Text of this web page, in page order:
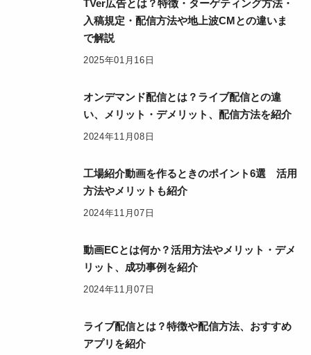
TVer広告とは？特徴・ターゲティング方法・
入稿規定・配信方法や地上波CMとの違いま
で解説
2025年01月16日
オンデマンド配信とは？ライブ配信との違
い、メリット・デメリット、配信方法を紹介
2024年11月08日
工場紹介動画を作るときのポイント6選 活用
方法やメリットも紹介
2024年11月07日
動画ECとは何か？活用方法やメリット・デメ
リット、成功事例を紹介
2024年11月07日
ライブ配信とは？特徴や配信方法、おすすめ
アプリを紹介